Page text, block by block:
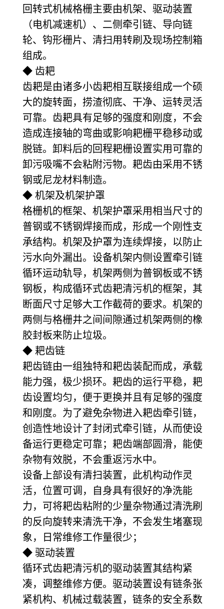
回转式机械格栅主要由机架、驱动装置
（电机减速机）、二侧牵引链、导向链
轮、钩形栅片、清扫用转刷及现场控制箱
组成。
◆ 齿耙
齿耙是由诸多小齿耙相互联接组成一个硕
大的旋转面，捞渣彻底、干净、运转灵活
可靠。齿耙具有足够的强度和刚度，不会
造成连接轴的弯曲或影响耙栅平稳移动或
脱链。卸料后的回程耙栅设置实用可靠的
卸污吸嘴不会粘附污物。耙齿由采用不锈
钢或尼龙材料制造。
◆ 机架及机架护罩
格栅机的框架、机架护罩采用相当尺寸的
普钢或不锈钢焊接而成，形成一个刚性支
承结构。机架及护罩为连续焊接，以防止
污水向外漏出。设备机架内侧设置牵引链
循环运动轨导，机架两侧为普钢板或不锈
钢板，构成循环式齿耙清污机的框架，其
断面尺寸足够大工作截荷的要求。机架的
两侧与格栅井之间间隙通过机架两侧的橡
胶封板来防止垃圾。
◆ 耙齿链
耙齿链由一组独特和耙齿装配而成，承载
能力强，极少损环。耙齿的运行平稳，耙
齿设置均匀，便于更换并且有足够的强度
和刚度。为了避免杂物进入耙齿牵引链，
创造性地设计了封闭式牵引链，从而使设
备运行更稳定可靠；耙齿端部圆滑，能使
杂物有效脱，不会重返污水中。
设备上部设有清扫装置，此机构动作灵
活，位置可调，自身具有很好的净洗能
力，可将耙齿粘附的少量杂物通过清洗刷
的反向旋转来清洗干净，不会发生堵塞现
象，日常维修工作量很少；
◆ 驱动装置
循环式齿耙清污机的驱动装置其结构紧
凑，调整维修方便。驱动装置设有链条张
紧机构、机械过载装置，链条的安全系数